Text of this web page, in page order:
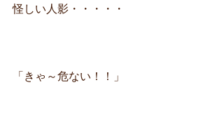
怪しい人影・・・・・
「きゃ～危ない！！」